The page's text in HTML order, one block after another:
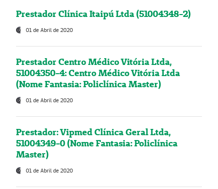
Prestador Clínica Itaipú Ltda (51004348-2)
01 de Abril de 2020
Prestador Centro Médico Vitória Ltda,
51004350-4: Centro Médico Vitória Ltda
(Nome Fantasia: Policlínica Master)
01 de Abril de 2020
Prestador: Vipmed Clínica Geral Ltda,
51004349-0 (Nome Fantasia: Policlínica
Master)
01 de Abril de 2020